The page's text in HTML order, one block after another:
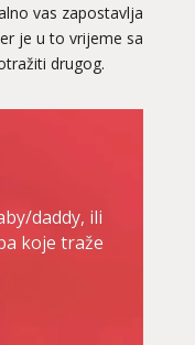
vas zapostavlja
je u to vrijeme sa
drugog.
daddy, ili
koje traže